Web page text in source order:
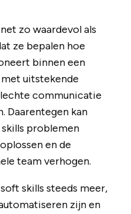
zo waardevol als
ze bepalen hoe
binnen een
uitstekende
communicatie
Daarentegen kan
problemen
en de
team verhogen.
skills steeds meer,
zijn en